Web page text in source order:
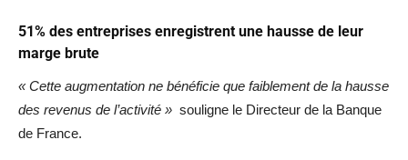
51% des entreprises enregistrent une hausse de leur
marge brute
« Cette augmentation ne bénéficie que faiblement de la hausse
des revenus de l’activité » souligne le Directeur de la Banque
de France.